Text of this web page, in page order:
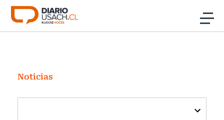
Click acá para ir directamente al contenido
Investigación
Cultura
Noticias